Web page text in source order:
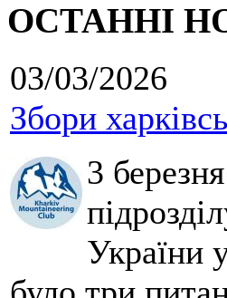
ОСТАННІ
03/03/2026
Збори
3
України